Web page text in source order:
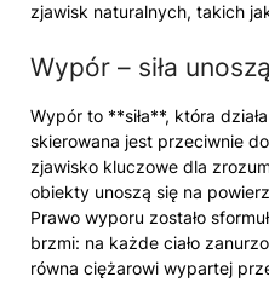
zjawisk naturalnych, takich
Wypór – siła
Wypór to **siła**, która
skierowana jest przeciwnie
zjawisko kluczowe dla
obiekty unoszą się na
Prawo wyporu zostało
brzmi: na każde ciało
równa ciężarowi wypartej